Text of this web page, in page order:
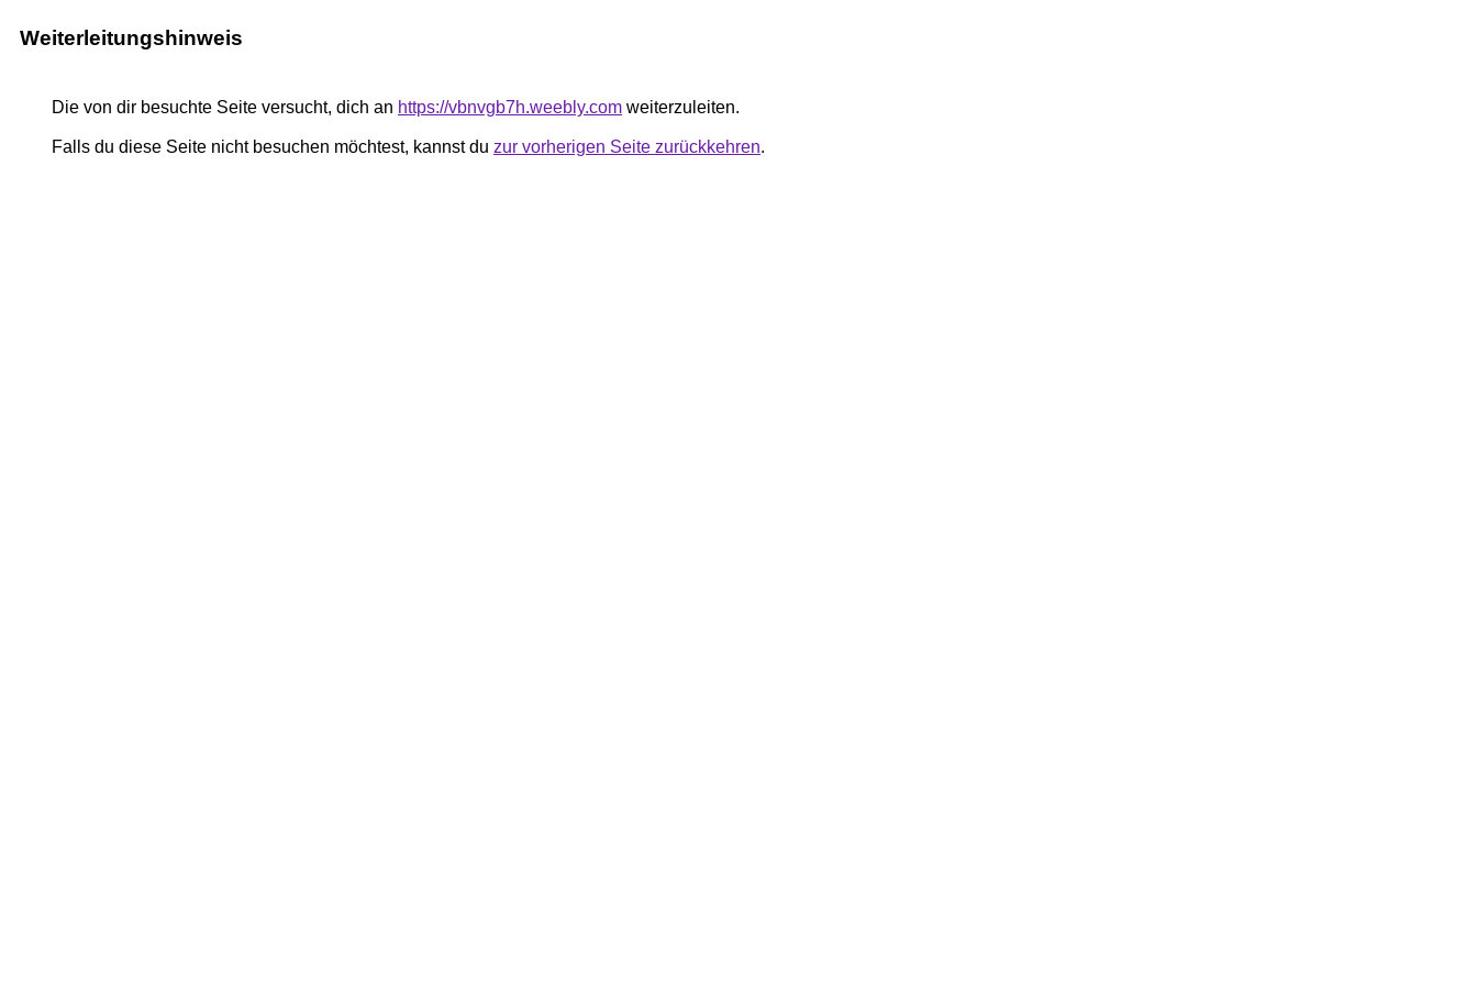
Weiterleitungshinweis
Die von dir besuchte Seite versucht, dich an https://vbnvgb7h.weebly.com weiterzuleiten.
Falls du diese Seite nicht besuchen möchtest, kannst du zur vorherigen Seite zurückkehren.